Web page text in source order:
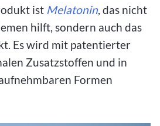
ist Melatonin, das nicht
hilft, sondern auch das
Es wird mit patentierter
Zusatzstoffen und in
Formen